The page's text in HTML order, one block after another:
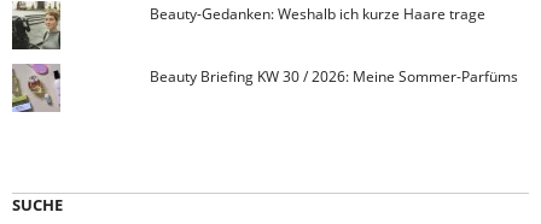
Beauty-Gedanken: Weshalb ich kurze Haare trage
Beauty Briefing KW 30 / 2026: Meine Sommer-Parfüms
SUCHE